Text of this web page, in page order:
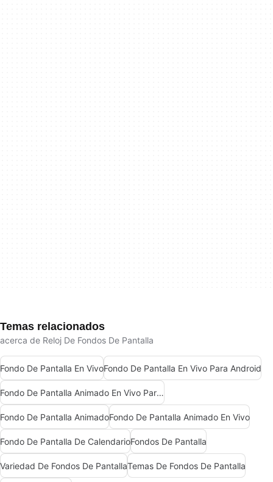
Temas relacionados
acerca de Reloj De Fondos De Pantalla
Fondo De Pantalla En VivoFondo De Pantalla En Vivo Para Android
Fondo De Pantalla Animado En Vivo Para Android
Fondo De Pantalla AnimadoFondo De Pantalla Animado En Vivo
Fondo De Pantalla De CalendarioFondos De Pantalla
Variedad De Fondos De PantallaTemas De Fondos De Pantalla